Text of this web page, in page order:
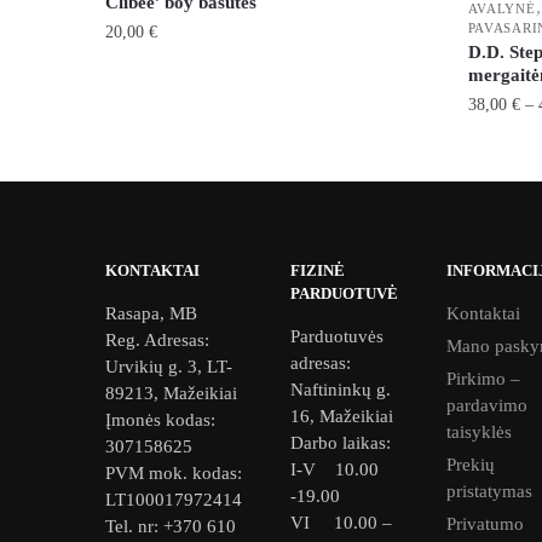
20,00€
be
chosen
on
product
page
AVALYNĖ ,
D.D.
38,00 €–
product
variants.
may
be
KONTAKTAI
Rasapa, MB
Reg. Adresas:
Urvikių g. 3, LT-
89213, Mažeikiai
Įmonės kodas:
307158625
PVM mok. kodas:
LT100017972414
Tel. nr: +370 610
FIZINĖ
PARDUOTUVĖ
Parduotuvės
adresas:
Naftininkų g.
16, Mažeikiai
Darbo laikas:
I-V 10.00
-19.00
VI 10.00 –
Kontaktai
Mano
Pirkimo –
pardavimo
taisyklės
Prekių
pristatymas
Privatumo